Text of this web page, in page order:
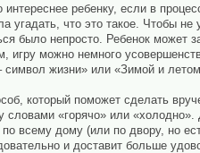
ребенку, если в
угадать, что это такое. Чтобы
было непросто. Ребенок
игру можно немного
символ жизни» или «Зимой и
который поможет сделать
«горячо» или
всему дому (или по двору, но
и доставит больше